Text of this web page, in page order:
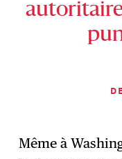
Même à